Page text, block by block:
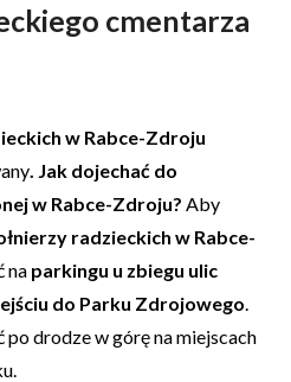
cmentarza
w Rabce-Zdroju
. Jak dojechać do
w Rabce-Zdroju? Aby
radzieckich w Rabce-
na parkingu u zbiegu ulic
do Parku Zdrojowego.
drodze w górę na miejscach